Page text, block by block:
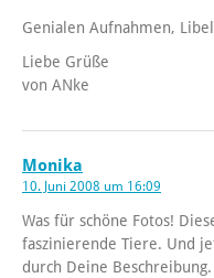
Genialen Aufnahmen,
Liebe Grüße
von ANke
Monika
10. Juni 2008 um 16:09
Was für schöne Fotos!
faszinierende Tiere. Und
durch Deine Beschreibung.